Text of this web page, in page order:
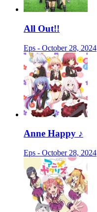
All Out!!
Eps - October 28, 2024
Anne Happy ♪
Eps - October 28, 2024